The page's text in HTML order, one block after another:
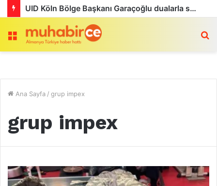
UID Köln Bölge Başkanı Garaçoğlu dualarla son yolculuğuna uğurlandı
Menü
Ana Sayfa / grup impex
grup impex